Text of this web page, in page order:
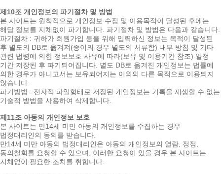
제10조 개인정보의 파기절차 및 방법
본 사이트는 원칙적으로 개인정보 수집 및 이용목적이 달성된 후에는
해당 정보를 지체없이 파기합니다. 파기절차 및 방법은 다음과 같습니다.
파기절차 : 귀하가 회원가입 등을 위해 입력하신 정보는 목적이 달성된
후 별도의 DB로 옮겨져(종이의 경우 별도의 서류함) 내부 방침 및 기타
관련 법령에 의한 정보보호 사유에 따라(보유 및 이용기간 참조) 일정
기간 저장된 후 파기되어집니다. 별도 DB로 옮겨진 개인정보는 법률에
의한 경우가 아니고서는 보유되어지는 이외의 다른 목적으로 이용되지
않습니다.
파기방법 : 전자적 파일형태로 저장된 개인정보는 기록을 재생할 수 없는
기술적 방법을 사용하여 삭제합니다.
제11조 아동의 개인정보 보호
본 사이트는 만14세 미만 아동의 개인정보를 수집하는 경우
법정대리인의 동의를 받습니다.
만14세 미만 아동의 법정대리인은 아동의 개인정보의 열람, 정정,
동의철회를 요청할 수 있으며, 이러한 요청이 있을 경우 본 사이트는
지체없이 필요한 조치를 취합니다.